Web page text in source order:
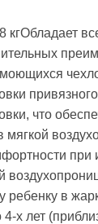
кгОбладает
что
мягкой
при
ребенку в
х лет